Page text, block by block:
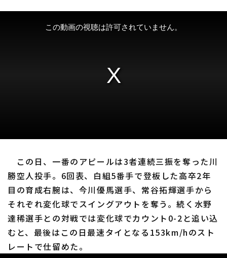
この日、一番のアピールは3者連続三振を奪った川
勝空人投手。6回表、白組5番手で登板した高卒2年
目の育成右腕は、今川優馬選手、常谷拓輝選手から
それぞれ変化球でスイングアウトを奪う。続く水野
達稀選手との対戦では変化球でカウント0-2と追い込
むと、最後はこの日最速タイとなる153km/hのスト
レートで仕留めた。